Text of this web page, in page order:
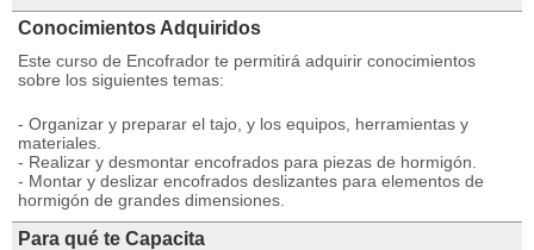
Conocimientos Adquiridos
Este curso de Encofrador te permitirá adquirir conocimientos
sobre los siguientes temas:
- Organizar y preparar el tajo, y los equipos, herramientas y
materiales.
- Realizar y desmontar encofrados para piezas de hormigón.
- Montar y deslizar encofrados deslizantes para elementos de
hormigón de grandes dimensiones.
Para qué te Capacita